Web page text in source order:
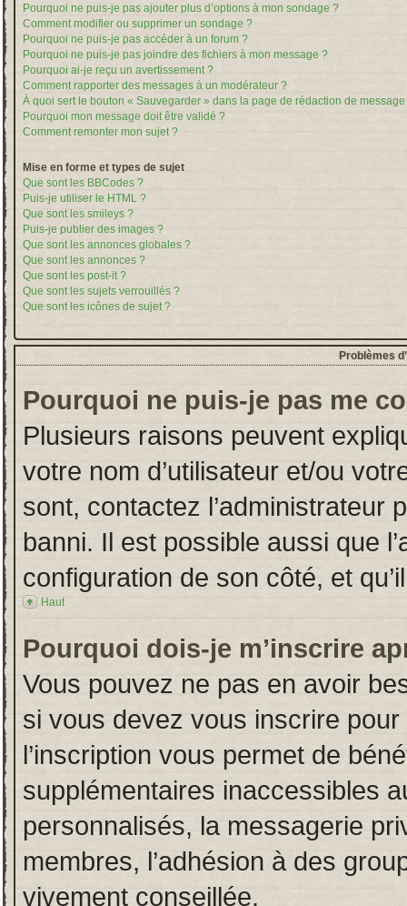
Pourquoi ne puis-je pas ajouter plus d’options à mon sondage ?
Comment modifier ou supprimer un sondage ?
Pourquoi ne puis-je pas accéder à un forum ?
Pourquoi ne puis-je pas joindre des fichiers à mon message ?
Pourquoi ai-je reçu un avertissement ?
Comment rapporter des messages à un modérateur ?
À quoi sert le bouton « Sauvegarder » dans la page de rédaction de message
Pourquoi mon message doit être validé ?
Comment remonter mon sujet ?
Mise en forme et types de sujet
Que sont les BBCodes ?
Puis-je utiliser le HTML ?
Que sont les smileys ?
Puis-je publier des images ?
Que sont les annonces globales ?
Que sont les annonces ?
Que sont les post-it ?
Que sont les sujets verrouillés ?
Que sont les icônes de sujet ?
Problèmes
Pourquoi ne puis-je pas me
Plusieurs raisons peuvent
votre nom d’utilisateur et/ou
sont, contactez l’administrateur
banni. Il est possible aussi que
configuration de son côté, et
Haut
Pourquoi dois-je m’inscrire
Vous pouvez ne pas en avoir
si vous devez vous inscrire
l’inscription vous permet de
supplémentaires inaccessibles
personnalisés, la messagerie
membres, l’adhésion à des
vivement conseillée.